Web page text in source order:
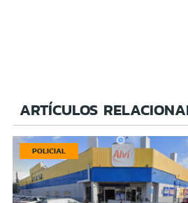
ARTÍCULOS
POLICIAL